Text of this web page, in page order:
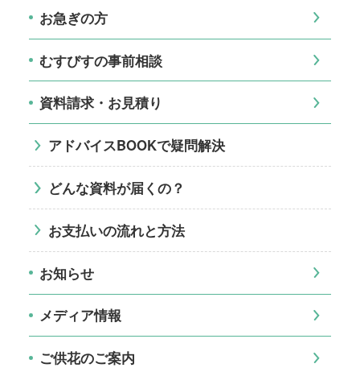
お急ぎの方
むすびすの事前相談
資料請求・お見積り
アドバイスBOOKで疑問解決
どんな資料が届くの？
お支払いの流れと方法
お知らせ
メディア情報
ご供花のご案内